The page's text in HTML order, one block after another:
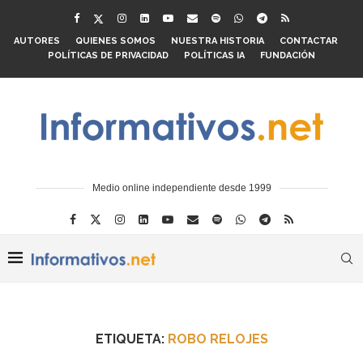
AUTORES QUIENES SOMOS NUESTRA HISTORIA
CONTACTAR
POLÍTICAS DE PRIVACIDAD
POLÍTICAS IA FUNDACIÓN
Medio online independiente desde 1999
ETIQUETA: ROBO RELOJES